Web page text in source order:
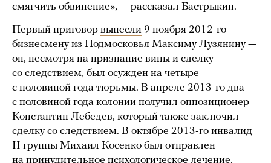
смягчить обвинение», — рассказал Бастрыкин.
Первый приговор вынесли 9 ноября 2012-го
бизнесмену из Подмосковья Максиму Лузянину —
он, несмотря на признание вины и сделку
со следствием, был осужден на четыре
с половиной года тюрьмы. В апреле 2013-го два
с половиной года колонии получил оппозиционер
Константин Лебедев, который также заключил
сделку со следствием. В октябре 2013-го инвалид
II группы Михаил Косенко был отправлен
на принудительное психологическое лечение.